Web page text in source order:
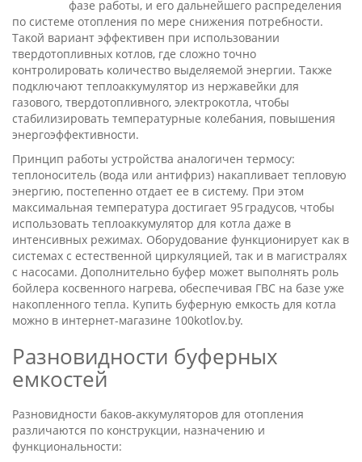
фазе работы, и его дальнейшего распределения
по системе отопления по мере снижения потребности.
Такой вариант эффективен при использовании
твердотопливных котлов, где сложно точно
контролировать количество выделяемой энергии. Также
подключают теплоаккумулятор из нержавейки для
газового, твердотопливного, электрокотла, чтобы
стабилизировать температурные колебания, повышения
энергоэффективности.
Принцип работы устройства аналогичен термосу:
теплоноситель (вода или антифриз) накапливает тепловую
энергию, постепенно отдает ее в систему. При этом
максимальная температура достигает 95 градусов, чтобы
использовать теплоаккумулятор для котла даже в
интенсивных режимах. Оборудование функционирует как в
системах с естественной циркуляцией, так и в магистралях
с насосами. Дополнительно буфер может выполнять роль
бойлера косвенного нагрева, обеспечивая ГВС на базе уже
накопленного тепла. Купить буферную емкость для котла
можно в интернет-магазине 100kotlov.by.
Разновидности буферных
емкостей
Разновидности баков-аккумуляторов для отопления
различаются по конструкции, назначению и
функциональности: